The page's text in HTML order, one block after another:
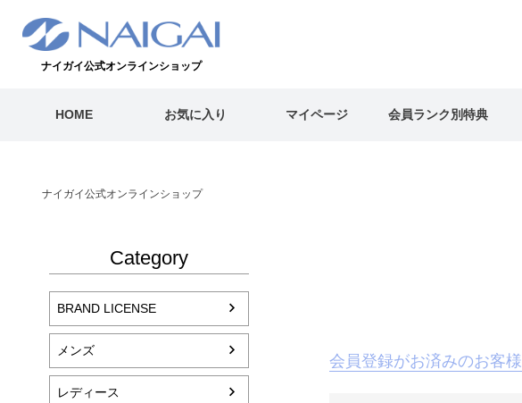
ナイガイ公式オンラインショップ
HOME お気に入り マイページ 会員ランク別特典
ナイガイ公式オンラインショップ
Category
BRAND LICENSE
メンズ
レディース
会員登録がお済みのお客様